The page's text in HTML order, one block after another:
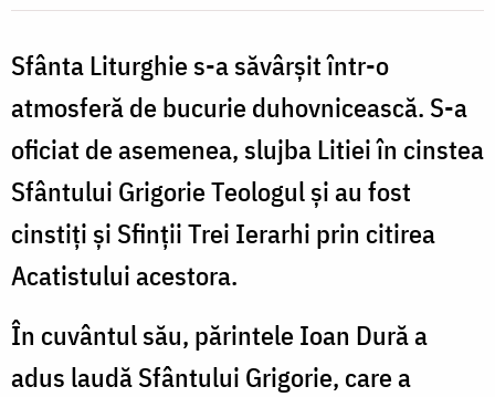
de
existență
Sfânta Liturghie s-a săvârșit într-o
atmosferă de bucurie duhovnicească. S-a
oficiat de asemenea, slujba Litiei în cinstea
Sfântului Grigorie Teologul și au fost
cinstiți și Sfinții Trei Ierarhi prin citirea
Acatistului acestora.
În cuvântul său, părintele Ioan Dură a
adus laudă Sfântului Grigorie, care a